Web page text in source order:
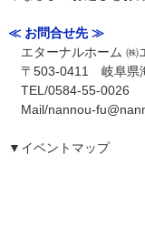
≪ お問合せ先 ≫
エターナルホーム ㈱
〒503-0411 岐阜県
TEL/0584-55-0026
Mail/nannou-
▼イベントマップ